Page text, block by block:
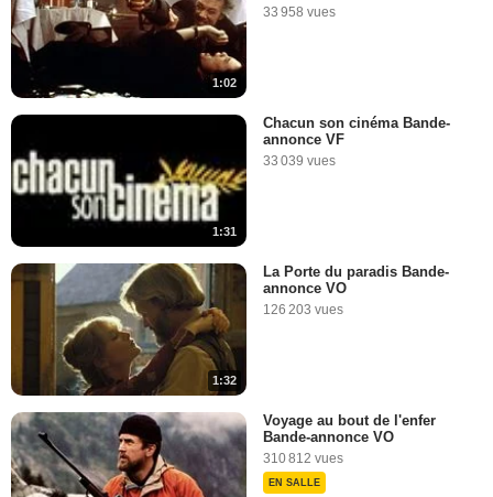
1:02
33 958 vues
1:31
Chacun son cinéma Bande-
annonce VF
33 039 vues
1:32
La Porte du paradis Bande-
annonce VO
126 203 vues
Voyage au bout de l'enfer
Bande-annonce VO
310 812 vues
EN SALLE